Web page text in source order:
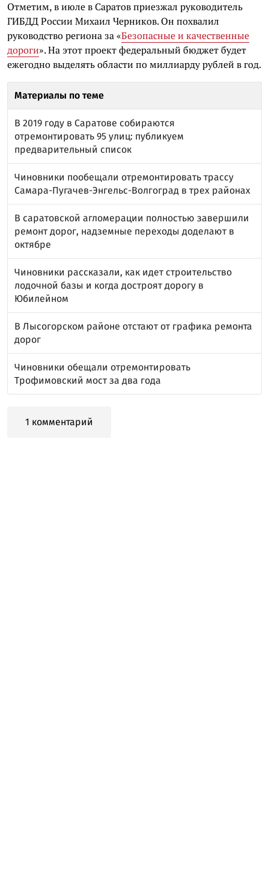
Отметим, в июле в Саратов приезжал руководитель
ГИБДД России Михаил Черников. Он похвалил
руководство региона за «Безопасные и качественные
дороги». На этот проект федеральный бюджет будет
ежегодно выделять области по миллиарду рублей в год.
Материалы по теме
В 2019 году в Саратове собираются
отремонтировать 95 улиц: публикуем
предварительный список
Чиновники пообещали отремонтировать трассу
Самара-Пугачев-Энгельс-Волгоград в трех районах
В саратовской агломерации полностью завершили
ремонт дорог, надземные переходы доделают в
октябре
Чиновники рассказали, как идет строительство
лодочной базы и когда достроят дорогу в
Юбилейном
В Лысогорском районе отстают от графика ремонта
дорог
Чиновники обещали отремонтировать
Трофимовский мост за два года
1 комментарий